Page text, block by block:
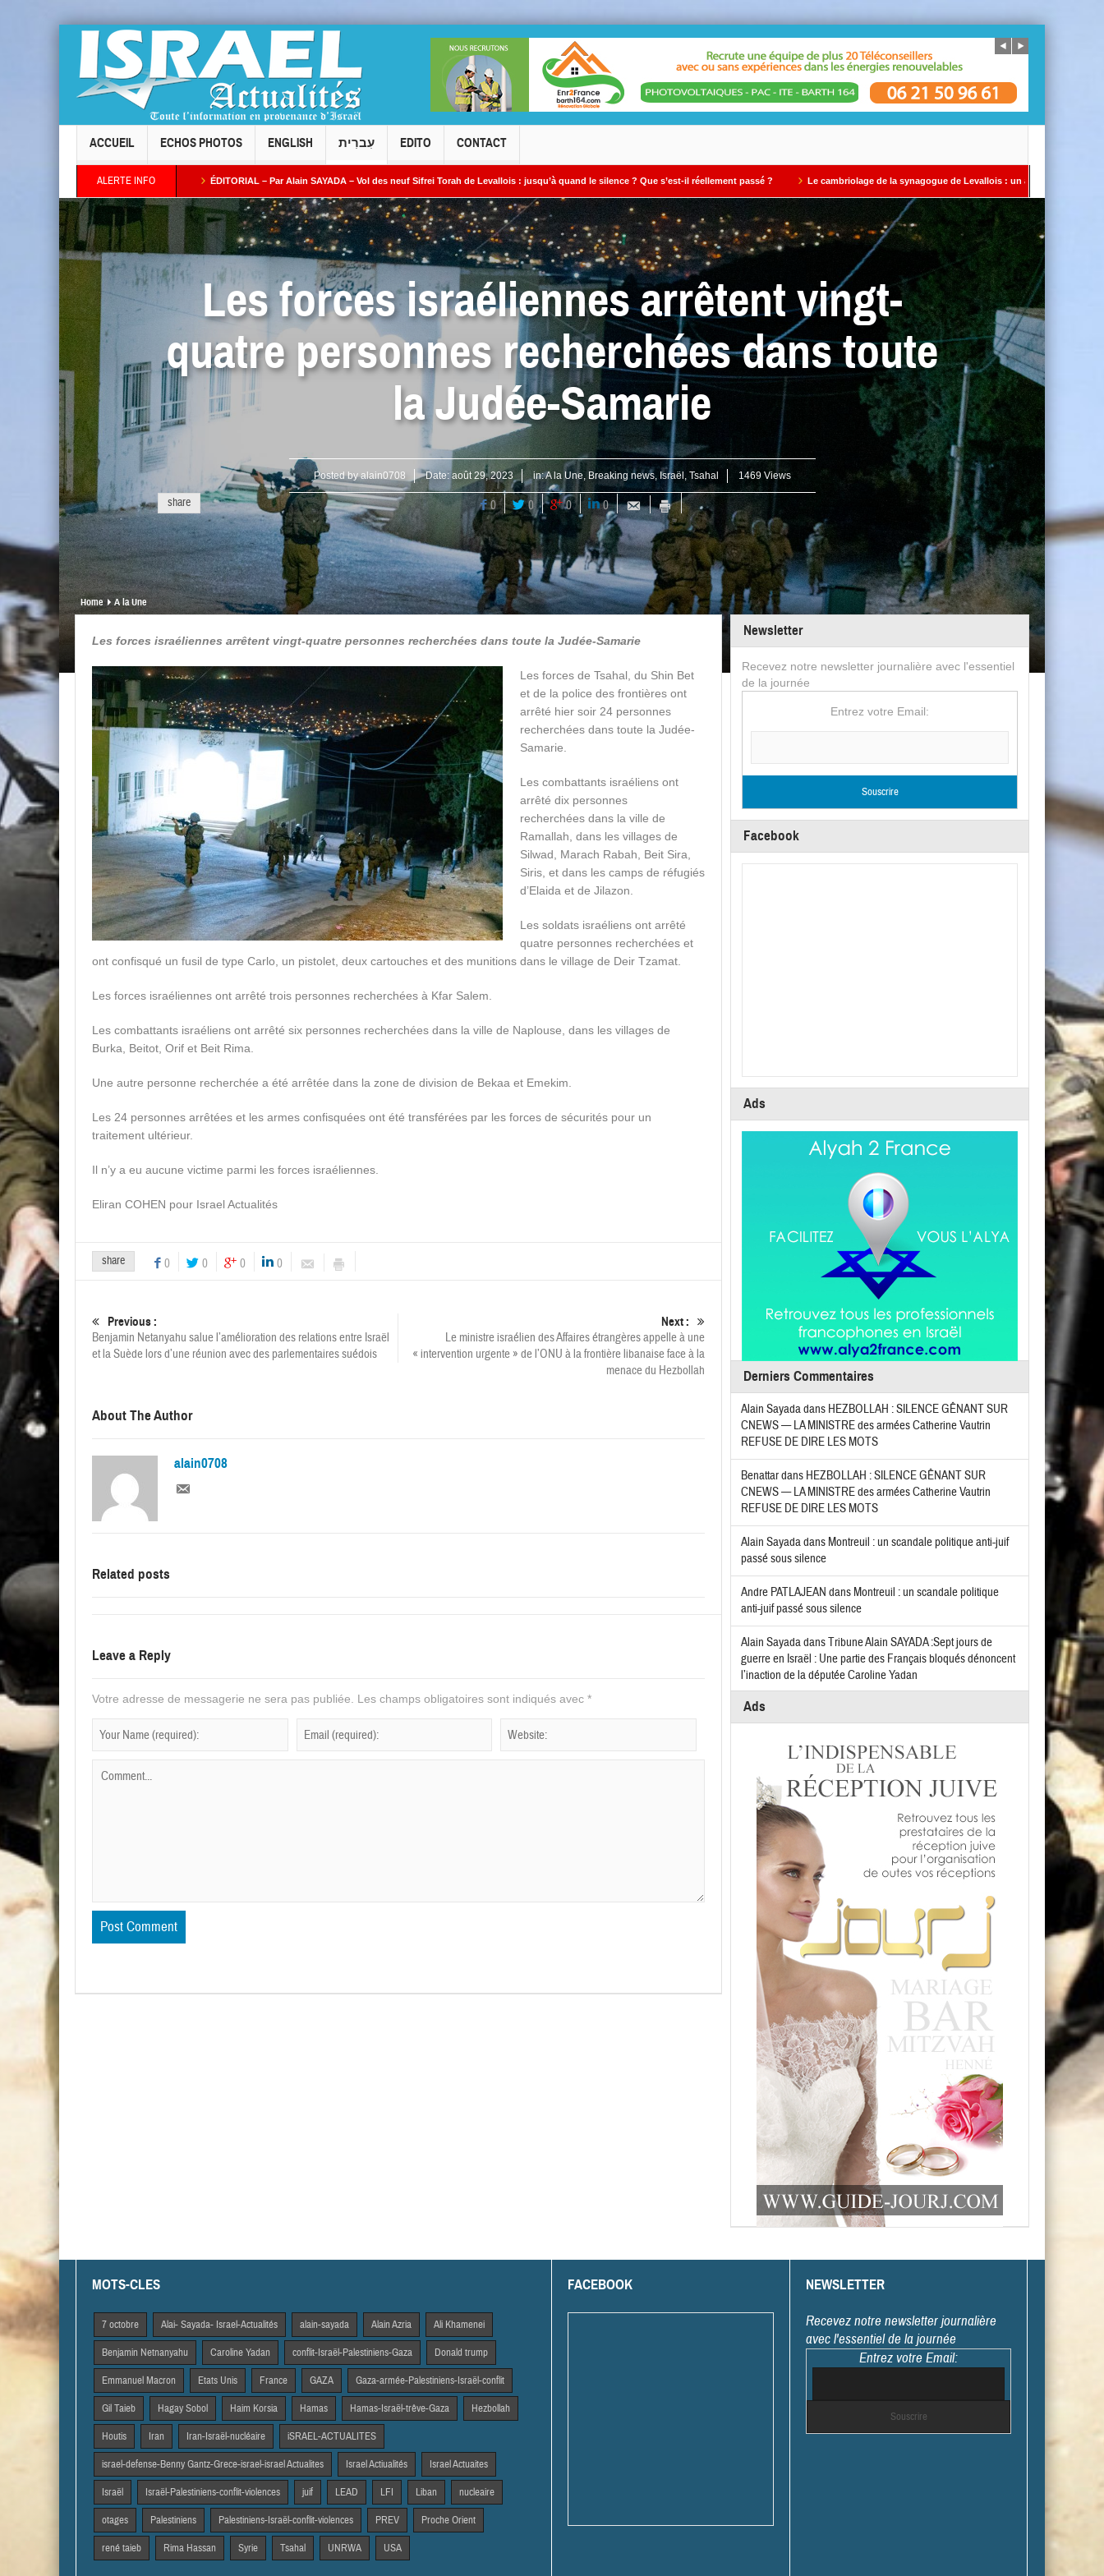
ACCUEIL ECHOS PHOTOS ENGLISH עִברִית EDITO CONTACT
ALERTE INFOÉDITORIAL – Par Alain SAYADA – Vol des neuf Sifrei Torah de Levallois : jusqu’à quand le silence ? Que s’est-il réellement passé ? Le cambriolage de la synagogue de Levallois : un avertissement qui ne doit pas être
plus ses intentions : combien de temps l’Occident continuera-t-il à fermer les yeux ? »
Les forces israéliennes arrêtent vingt-
quatre personnes recherchées dans toute
la Judée-Samarie
Posted byalain0708 Date:août 29, 2023 in:A la Une, Breaking news, Israël ,Tsahal 1469 Views
share 0 0 0 0
Home A la Une
Les forces israéliennes arrêtent vingt-quatre personnes recherchées dans toute la Judée-Samarie
Les forces de Tsahal, du Shin Bet
et de la police des frontières ont
arrêté hier soir 24 personnes
recherchées dans toute la Judée-
Samarie.
Les combattants israéliens ont
arrêté dix personnes
recherchées dans la ville de
Ramallah, dans les villages de
Silwad, Marach Rabah, Beit Sira,
Siris, et dans les camps de réfugiés
d’Elaida et de Jilazon.
Les soldats israéliens ont arrêté
quatre personnes recherchées et
ont confisqué un fusil de type Carlo, un pistolet, deux cartouches et des munitions dans le village de Deir Tzamat.
Les forces israéliennes ont arrêté trois personnes recherchées à Kfar Salem.
Les combattants israéliens ont arrêté six personnes recherchées dans la ville de Naplouse, dans les villages de
Burka, Beitot, Orif et Beit Rima.
Une autre personne recherchée a été arrêtée dans la zone de division de Bekaa et Emekim.
Les 24 personnes arrêtées et les armes confisquées ont été transférées par les forces de sécurités pour un
traitement ultérieur.
Il n’y a eu aucune victime parmi les forces israéliennes.
Eliran COHEN pour Israel Actualités
share 0 0 0 0
Previous :
Benjamin Netanyahu salue l’amélioration des relations entre Israël
et la Suède lors d’une réunion avec des parlementaires suédois
Next :
Le ministre israélien des Affaires étrangères appelle à une
« intervention urgente » de l’ONU à la frontière libanaise face à la
menace du Hezbollah
About The Author
alain0708
Related posts
Leave a Reply
Votre adresse de messagerie ne sera pas publiée. Les champs obligatoires sont indiqués avec *
Newsletter
Recevez notre newsletter journalière avec l'essentiel
de la journée
Entrez votre Email:
Facebook
Ads
Derniers Commentaires
Alain Sayadadans HEZBOLLAH : SILENCE GÊNANT SUR
CNEWS — LA MINISTRE des armées Catherine Vautrin
REFUSE DE DIRE LES MOTS
Benattardans HEZBOLLAH : SILENCE GÊNANT SUR
CNEWS — LA MINISTRE des armées Catherine Vautrin
REFUSE DE DIRE LES MOTS
Alain Sayadadans Montreuil : un scandale politique anti-juif
passé sous silence
Andre PATLAJEAN dans Montreuil : un scandale politique
anti-juif passé sous silence
Alain SayadadansTribune Alain SAYADA :Sept jours de
guerre en Israël : Une partie des Français bloqués dénoncent
l’inaction de la députée Caroline Yadan
Ads
MOTS-CLES
7 octobre Alai- Sayada- Israel-Actualités alain-sayada Alain Azria Ali Khamenei
Benjamin Netnanyahu Caroline Yadan conflit-Israël-Palestiniens-Gaza Donald trump
Emmanuel Macron Etats Unis France GAZA Gaza-armée-Palestiniens-Israël-conflit
Gil Taieb Hagay Sobol Haim Korsia Hamas Hamas-Israël-trêve-Gaza Hezbollah
Houtis Iran Iran-Israël-nucléaire iSRAEL-ACTUALITES
israel-defense-Benny Gantz-Grece-israel-israel Actualites Israel Actiualités Israel Actuaites
Israël Israël-Palestiniens-conflit-violences juif LEAD LFI Liban nucleaire
otages Palestiniens Palestiniens-Israël-conflit-violences PREV Proche Orient
rené taieb Rima Hassan Syrie Tsahal UNRWA USA
FACEBOOK NEWSLETTER
Recevez notre newsletter journalière
avec l'essentiel de la journée
Entrez votre Email: